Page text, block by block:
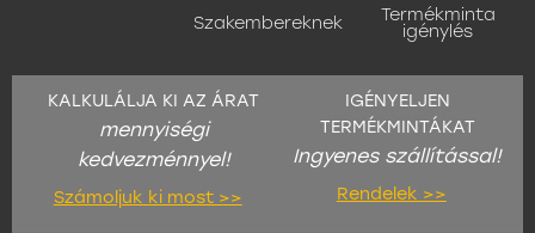
Szakembereknek
Termékminta
igénylés
KALKULÁLJA KI AZ ÁRAT
mennyiségi
kedvezménnyel!
Számoljuk ki most >>
IGÉNYELJEN
TERMÉKMINTÁKAT
Ingyenes szállítással!
Rendelek >>